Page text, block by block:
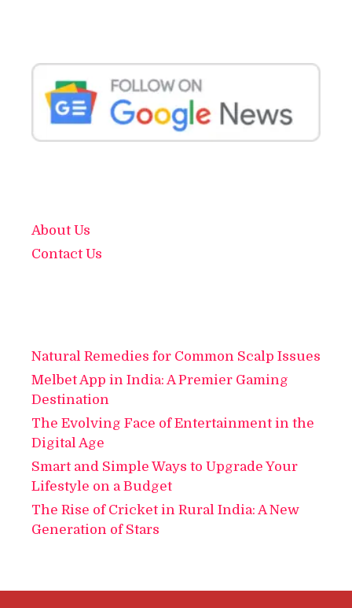
About Us
Contact Us
Natural Remedies for Common Scalp Issues
Melbet App in India: A Premier Gaming
Destination
The Evolving Face of Entertainment in the
Digital Age
Smart and Simple Ways to Upgrade Your
Lifestyle on a Budget
The Rise of Cricket in Rural India: A New
Generation of Stars